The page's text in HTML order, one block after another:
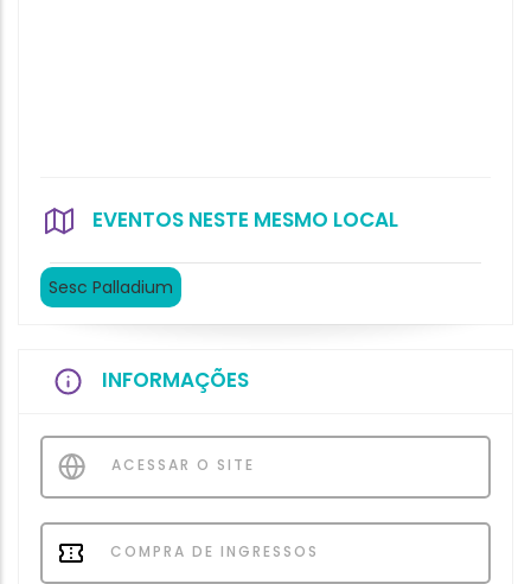
EVENTOS NESTE MESMO LOCAL
Sesc Palladium
INFORMAÇÕES
ACESSAR O SITE
COMPRA DE INGRESSOS